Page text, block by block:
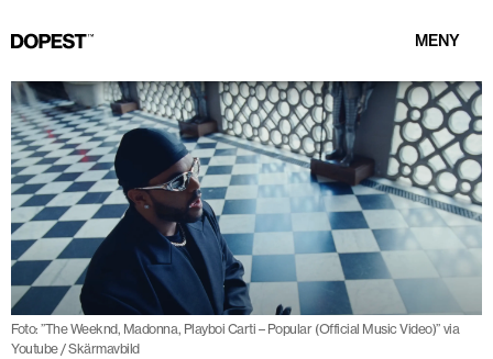
MENY
Foto: ”The Weeknd, Madonna, Playboi Carti – Popular (Official Music Video)” via
Youtube / Skärmavbild